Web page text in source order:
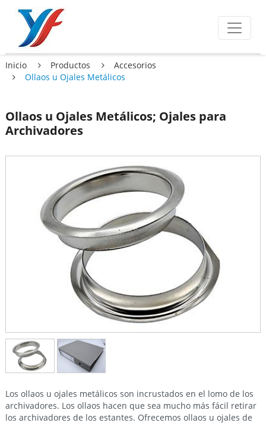
Inicio Productos
Accesorios
Ollaos u Ojales Metálicos
Ollaos u Ojales Metálicos; Ojales para
Archivadores
Los ollaos u ojales metálicos son incrustados en el lomo de los
archivadores. Los ollaos hacen que sea mucho más fácil retirar
los archivadores de los estantes. Ofrecemos ollaos u ojales de